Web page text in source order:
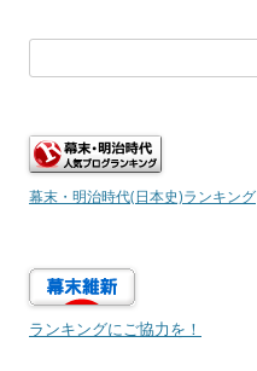
索:
幕末・明治時代(日本史)ランキング
ランキングにご協力を！